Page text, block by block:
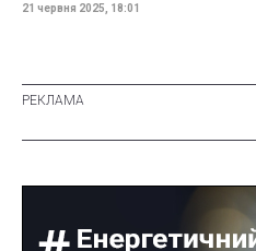
21 червня 2025, 18:01